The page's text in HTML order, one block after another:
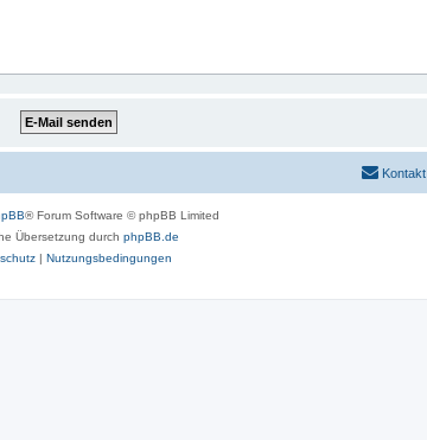
Kontakt
® Forum Software © phpBB Limited
Übersetzung durch phpBB.de
| Nutzungsbedingungen